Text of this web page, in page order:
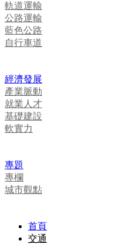
軌道運輸
公路運輸
藍色公路
自行車道
經濟發展
產業脈動
就業人才
基礎建設
軟實力
專題
專欄
城市觀點
首頁
交通